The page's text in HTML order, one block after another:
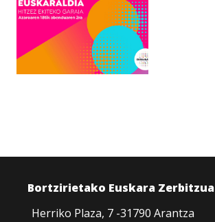
Bortzirietako Euskara Zerbitzua
Herriko Plaza, 7 -31790 Arantza